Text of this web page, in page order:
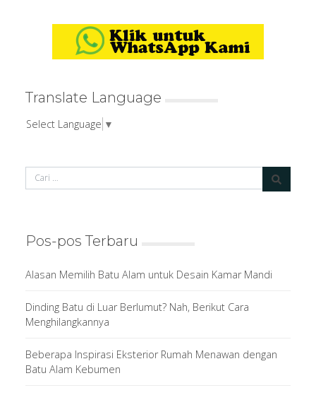
Translate Language
Select Language ▼
Pos-pos Terbaru
Alasan Memilih Batu Alam untuk Desain Kamar Mandi
Dinding Batu di Luar Berlumut? Nah, Berikut Cara
Menghilangkannya
Beberapa Inspirasi Eksterior Rumah Menawan dengan
Batu Alam Kebumen